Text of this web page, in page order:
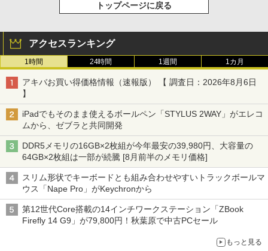
トップページに戻る
アクセスランキング
1時間 24時間 1週間 1カ月
アキバお買い得価格情報（速報版） 【 調査日：2026年8月6日
】
iPadでもそのまま使えるボールペン「STYLUS 2WAY」がエレコ
ムから、ゼブラと共同開発
DDR5メモリの16GB×2枚組が今年最安の39,980円、大容量の
64GB×2枚組は一部が続騰 [8月前半のメモリ価格]
スリム形状でキーボードとも組み合わせやすいトラックボールマ
ウス「Nape Pro」がKeychronから
第12世代Core搭載の14インチワークステーション「ZBook
Firefly 14 G9」が79,800円！秋葉原で中古PCセール
もっと見る